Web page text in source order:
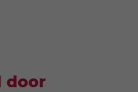
door